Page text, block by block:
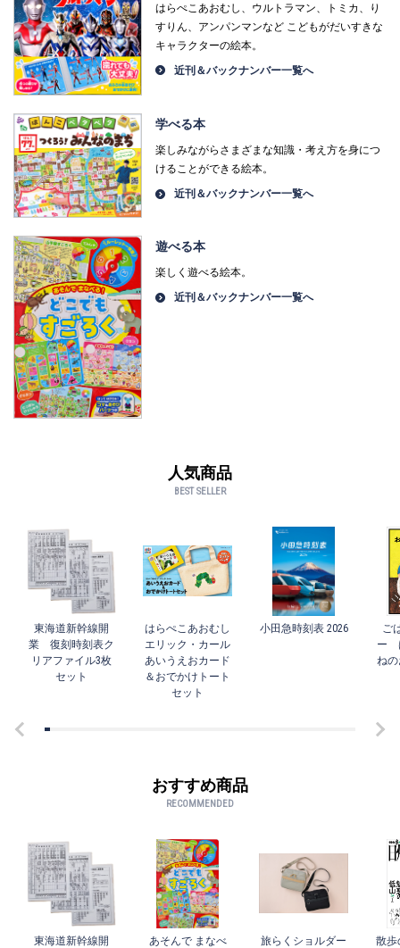
はらぺこあおむし、ウルトラマン、トミカ、り
すりん、アンパンマンなど こどもがだいすきな
キャラクターの絵本。
近刊＆バックナンバー一覧へ
学べる本
楽しみながらさまざまな知識・考え方を身につ
けることができる絵本。
近刊＆バックナンバー一覧へ
遊べる本
楽しく遊べる絵本。
近刊＆バックナンバー一覧へ
人気商品
BEST SELLER
東海道新幹線開
業 復刻時刻表ク
リアファイル3枚
セット
はらぺこあおむし
エリック・カール
あいうえおカード
＆おでかけトート
セット
小田急時刻表 2026
ご
ー
ね
おすすめ商品
RECOMMENDED
東海道新幹線開
あそんで まなべ
旅らくショルダー
散歩